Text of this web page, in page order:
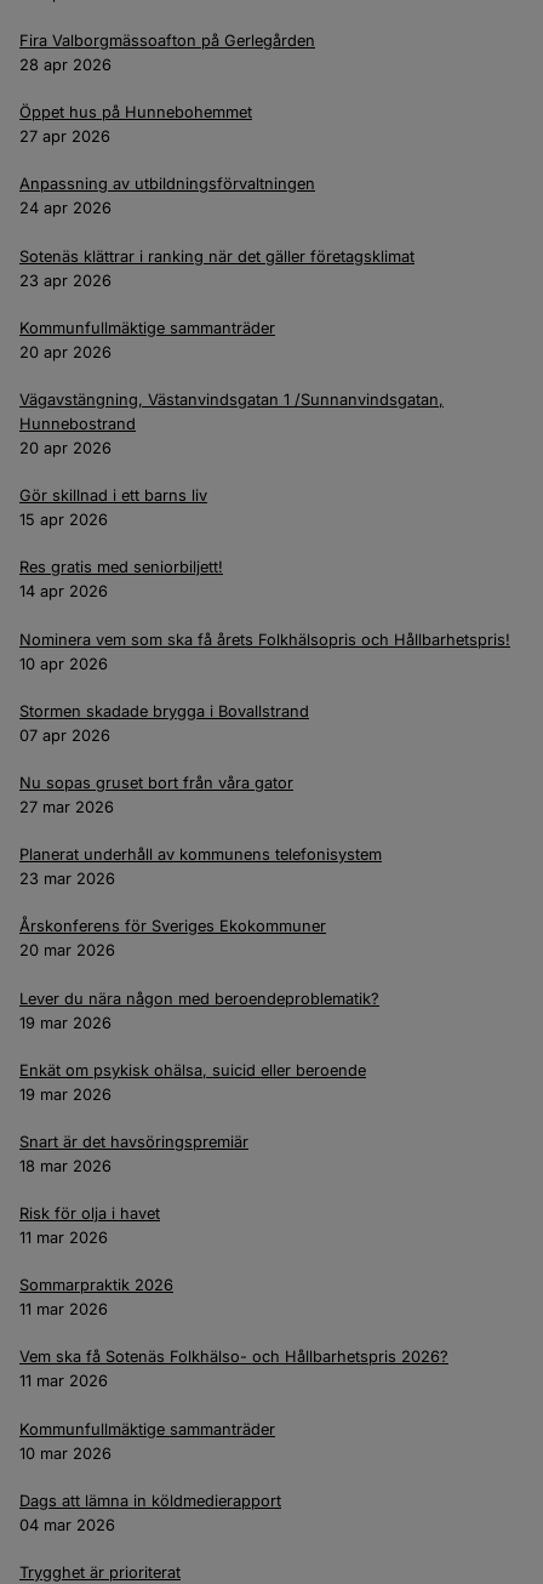
Fira Valborgmässoafton på Gerlegården
28 apr 2026
Öppet hus på Hunnebohemmet
27 apr 2026
Anpassning av utbildningsförvaltningen
24 apr 2026
Sotenäs klättrar i ranking när det gäller företagsklimat
23 apr 2026
Kommunfullmäktige sammanträder
20 apr 2026
Vägavstängning, Västanvindsgatan 1 /Sunnanvindsgatan,
Hunnebostrand
20 apr 2026
Gör skillnad i ett barns liv
15 apr 2026
Res gratis med seniorbiljett!
14 apr 2026
Nominera vem som ska få årets Folkhälsopris och Hållbarhetspris!
10 apr 2026
Stormen skadade brygga i Bovallstrand
07 apr 2026
Nu sopas gruset bort från våra gator
27 mar 2026
Planerat underhåll av kommunens telefonisystem
23 mar 2026
Årskonferens för Sveriges Ekokommuner
20 mar 2026
Lever du nära någon med beroendeproblematik?
19 mar 2026
Enkät om psykisk ohälsa, suicid eller beroende
19 mar 2026
Snart är det havsöringspremiär
18 mar 2026
Risk för olja i havet
11 mar 2026
Sommarpraktik 2026
11 mar 2026
Vem ska få Sotenäs Folkhälso- och Hållbarhetspris 2026?
11 mar 2026
Kommunfullmäktige sammanträder
10 mar 2026
Dags att lämna in köldmedierapport
04 mar 2026
Trygghet är prioriterat